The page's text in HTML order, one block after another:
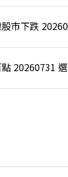
市下跌
20260731